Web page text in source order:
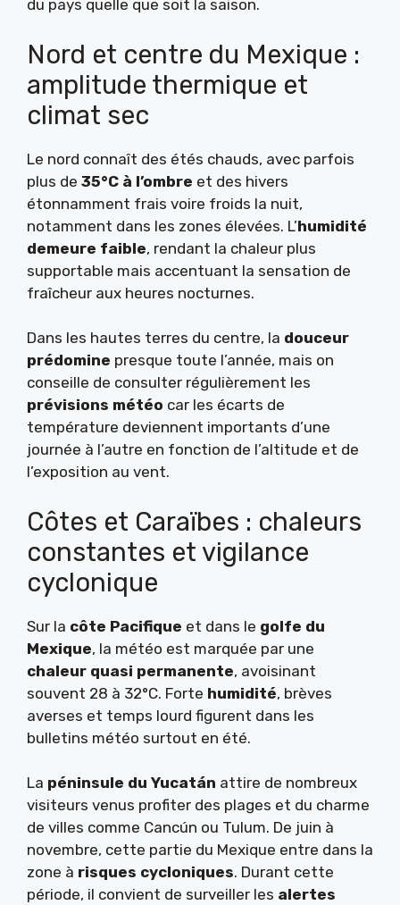
du pays quelle que soit la saison.
Nord et centre du Mexique :
amplitude thermique et
climat sec
Le nord connaît des étés chauds, avec parfois
plus de 35°C à l’ombre et des hivers
étonnamment frais voire froids la nuit,
notamment dans les zones élevées. L’humidité
demeure faible, rendant la chaleur plus
supportable mais accentuant la sensation de
fraîcheur aux heures nocturnes.
Dans les hautes terres du centre, la douceur
prédomine presque toute l’année, mais on
conseille de consulter régulièrement les
prévisions météo car les écarts de
température deviennent importants d’une
journée à l’autre en fonction de l’altitude et de
l’exposition au vent.
Côtes et Caraïbes : chaleurs
constantes et vigilance
cyclonique
Sur la côte Pacifique et dans le golfe du
Mexique, la météo est marquée par une
chaleur quasi permanente, avoisinant
souvent 28 à 32°C. Forte humidité, brèves
averses et temps lourd figurent dans les
bulletins météo surtout en été.
La péninsule du Yucatán attire de nombreux
visiteurs venus profiter des plages et du charme
de villes comme Cancún ou Tulum. De juin à
novembre, cette partie du Mexique entre dans la
zone à risques cycloniques. Durant cette
période, il convient de surveiller les alertes